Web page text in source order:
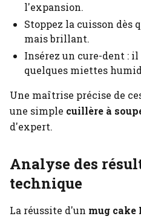
l'expansion.
Stoppez la cuisson dès
mais brillant.
Insérez un cure-dent :
quelques miettes
Une maîtrise précise de
une simple cuillère à
d'expert.
Analyse des
technique
La réussite d'un mug cake